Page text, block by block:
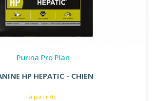
Purina Pro Plan
HP HEPATIC - CHIEN
à partir de